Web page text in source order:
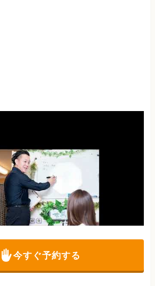
今すぐ予約する